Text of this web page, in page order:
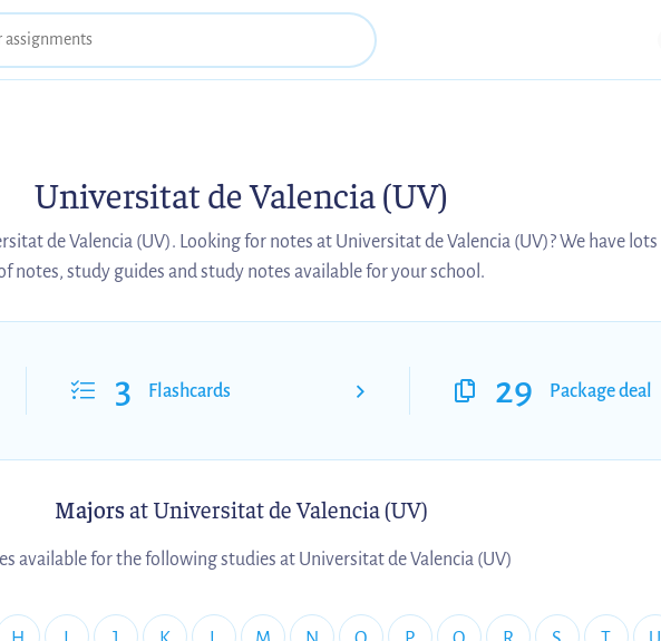
Universitat de Valencia (UV)
de Valencia (UV). Looking for notes at Universitat de Valencia (UV)? We have lots
notes, study guides and study notes available for your school.
3 Flashcards 29 Package deal
Majorsat Universitat de Valencia (UV)
available for the following studies at Universitat de Valencia (UV)